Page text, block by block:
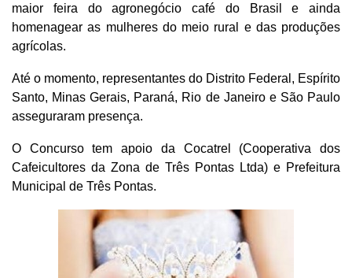
maior feira do agronegócio café do Brasil e ainda
homenagear as mulheres do meio rural e das produções
agrícolas.
Até o momento, representantes do Distrito Federal, Espírito
Santo, Minas Gerais, Paraná, Rio de Janeiro e São Paulo
asseguraram presença.
O Concurso tem apoio da Cocatrel (Cooperativa dos
Cafeicultores da Zona de Três Pontas Ltda) e Prefeitura
Municipal de Três Pontas.